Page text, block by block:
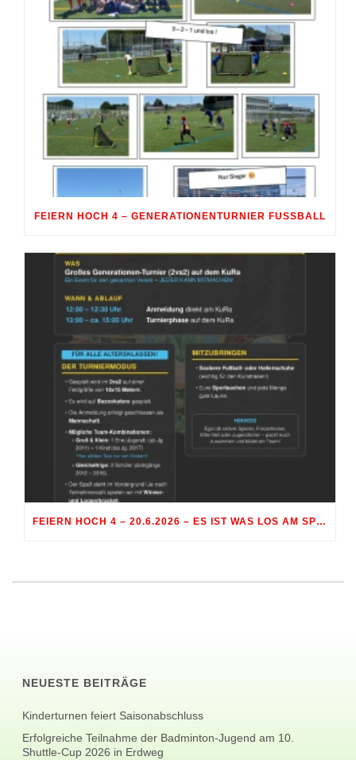
FEIERN HOCH 4 – GENERATIONENTURNIER FUSSBALL
FEIERN HOCH 4 – 20.6.2026 – ES IST WAS LOS AM SPORTGELÄNDE RÖHRMOOS
NEUESTE BEITRÄGE
Kinderturnen feiert Saisonabschluss
Erfolgreiche Teilnahme der Badminton-Jugend am 10.
Shuttle-Cup 2026 in Erdweg